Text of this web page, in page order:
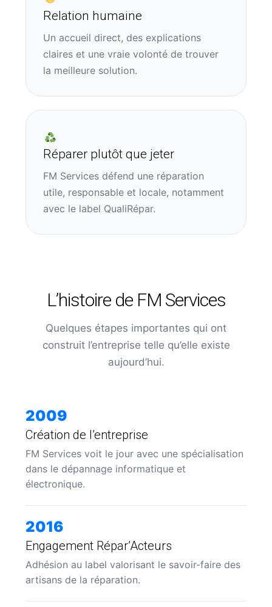
Relation humaine
Un accueil direct, des explications
claires et une vraie volonté de trouver
la meilleure solution.
Réparer plutôt que jeter
FM Services défend une réparation
utile, responsable et locale, notamment
avec le label QualiRépar.
L’histoire de FM Services
Quelques étapes importantes qui ont
construit l’entreprise telle qu’elle existe
aujourd’hui.
2009
Création de l’entreprise
FM Services voit le jour avec une spécialisation
dans le dépannage informatique et
électronique.
2016
Engagement Répar’Acteurs
Adhésion au label valorisant le savoir-faire des
artisans de la réparation.